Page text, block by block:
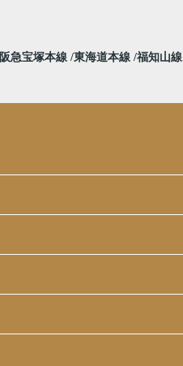
阪急宝塚本線 東海道本線 福知山線